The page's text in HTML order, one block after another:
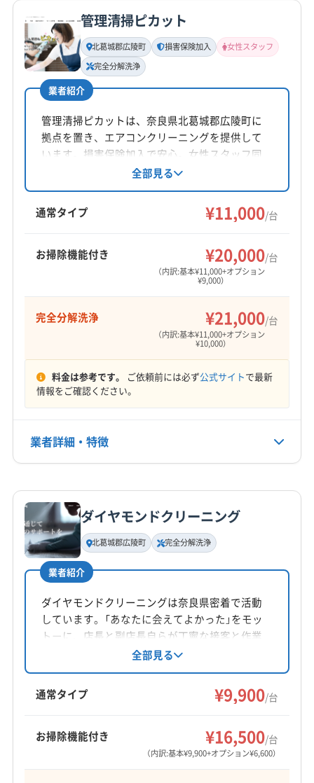
管理清掃ピカット
北葛城郡広陵町 損害保険加入
女性スタッフ
完全分解洗浄
業者紹介
管理清掃ピカットは、奈良県北葛城郡広陵町に
拠点を置き、エアコンクリーニングを提供して
います。損害保険加入で安心。女性スタッフ同
行も可能です。基本料金11000円からで、複数台
割引やオプションで消臭抗菌コート、完全分解
洗浄にも対応しています。9:00〜20:00まで営業
し、年末年始は休業です。
全部見る
通常タイプ ¥11,000/台
お掃除機能付き ¥20,000/台
（内訳:基本¥11,000+オプション
¥9,000）
完全分解洗浄 ¥21,000/台
（内訳:基本¥11,000+オプション
¥10,000）
料金は参考です。 ご依頼前には必ず公式サイトで最新
情報をご確認ください。
業者詳細・特徴
基本情報
代表者名
藤本
所在地
奈良県北葛城郡広陵町疋相61-18
対応地域
宇陀市 橿原市
御所市
香芝市 桜井市 生駒市 大和高田市
天理市
奈良市
磯城郡三宅町
磯城郡田原本町
吉野郡吉野町
吉野郡大淀町
高市郡高取町
生駒郡安堵町
生駒郡三郷町
ダイヤモンドクリーニング
北葛城郡広陵町 完全分解洗浄
業者紹介
ダイヤモンドクリーニングは奈良県密着で活動
しています。「あなたに会えてよかった」をモッ
トーに、店長と副店長自らが丁寧な接客と作業
を提供。2回洗浄、エコ洗剤使用、完全分解クリ
ーニング、防カビ抗菌コートが特徴です。年間
500台以上の実績があり、損害保険加入済み。エ
アコン洗浄スクール講師も務める技術力が強み
全部見る
通常タイプ ¥9,900/台
お掃除機能付き ¥16,500/台
（内訳:基本¥9,900+オプション¥6,600）